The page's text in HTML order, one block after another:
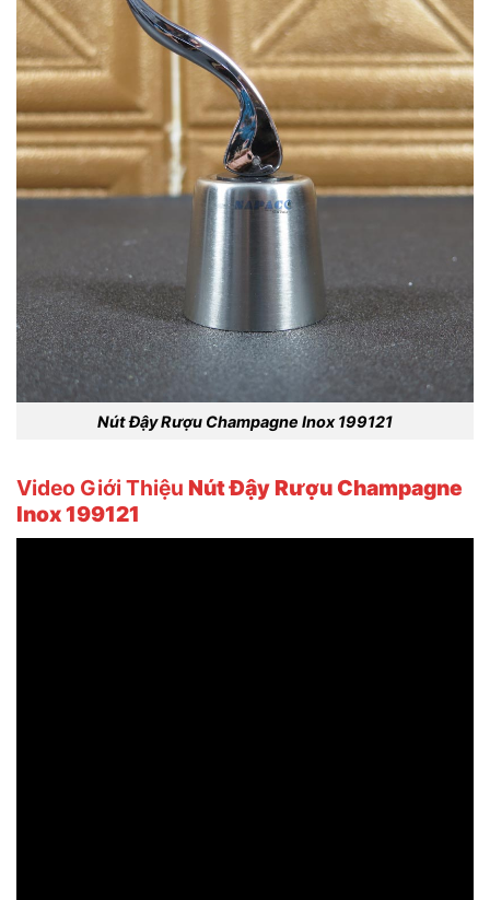
Nút Đậy Rượu Champagne Inox 199121
Video Giới Thiệu Nút Đậy Rượu Champagne
Inox 199121